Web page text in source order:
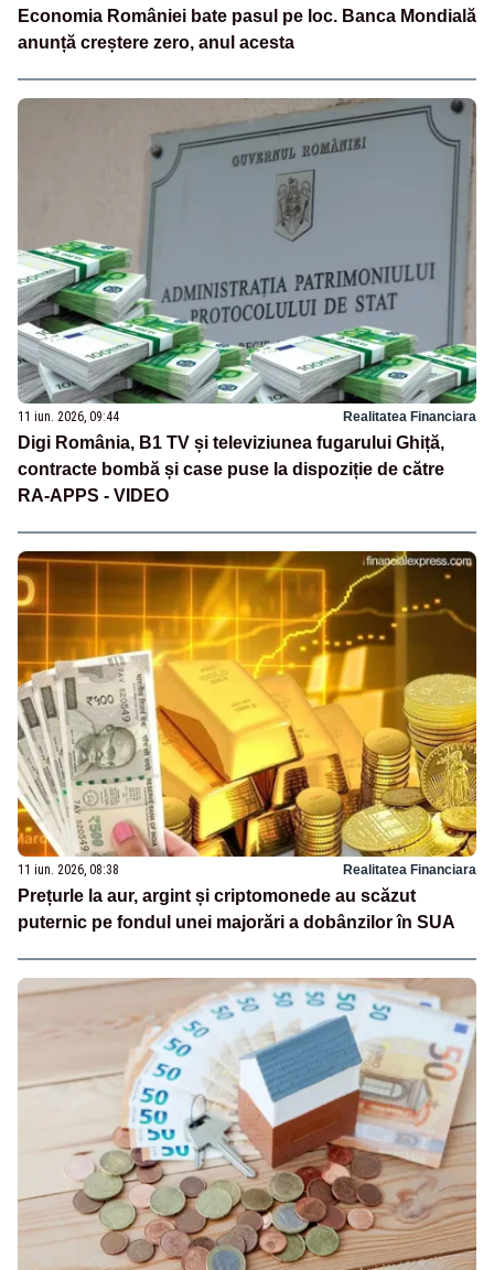
Economia României bate pasul pe loc. Banca Mondială
anunță creștere zero, anul acesta
11 iun. 2026, 09:44 Realitatea Financiara
Digi România, B1 TV și televiziunea fugarului Ghiță,
contracte bombă și case puse la dispoziție de către
RA-APPS - VIDEO
11 iun. 2026, 08:38 Realitatea Financiara
Prețurle la aur, argint și criptomonede au scăzut
puternic pe fondul unei majorări a dobânzilor în SUA